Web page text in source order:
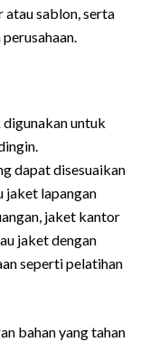
sablon, serta
untuk
dapat disesuaikan
jaket lapangan
jaket kantor
jaket dengan
seperti pelatihan
bahan yang tahan